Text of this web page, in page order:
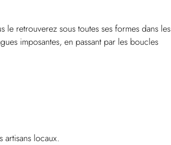
retrouverez sous toutes ses formes dans les
imposantes, en passant par les boucles
locaux.